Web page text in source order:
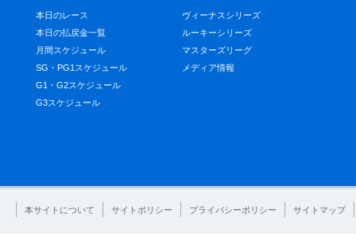
本日のレース
本日の払戻金一覧
月間スケジュール
SG・PG1スケジュール
G1・G2スケジュール
G3スケジュール
ヴィーナスシリーズ
ルーキーシリーズ
マスターズリーグ
メディア情報
本サイトについて サイトポリシー プライバシーポリシー サイトマップ